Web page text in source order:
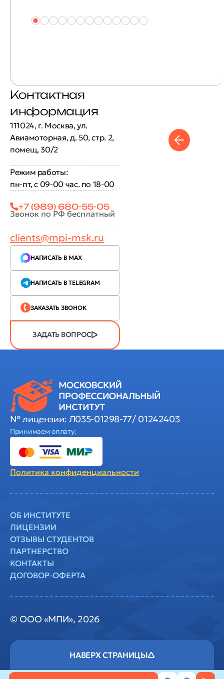
Контактная
информация
111024, г. Москва, ул.
Авиамоторная, д. 50, стр. 2,
помещ. 30/2
Режим работы:
пн-пт, с 09-00 час. по 18-00
+7 (989) 680-55-05
Звонок по РФ бесплатный
clients@mpi-msk.ru
НАПИСАТЬ В MAX
НАПИСАТЬ В TELEGRAM
ЗАКАЗАТЬ ЗВОНОК
ЗАДАТЬ ВОПРОС
№ лицензии: Л035-01298-77/ 01242403
Принимаем оплату:
Политика конфиденциальности
© ООО «МПИ», 2026
ОБ ИНСТИТУТЕ
ЛИЦЕНЗИИ
ОТЗЫВЫ СТУДЕНТОВ
ПАРТНЕРСТВО
КОНТАКТЫ
ДОГОВОР-ОФЕРТА